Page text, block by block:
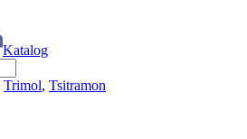
Katalog
Trimol, Tsitramon